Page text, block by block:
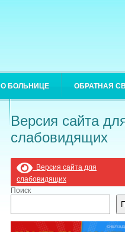
О БОЛЬНИЦЕ ОБРАТНАЯ
Версия сайта
слабовидящих
Версия сайта для
слабовидящих
Поиск